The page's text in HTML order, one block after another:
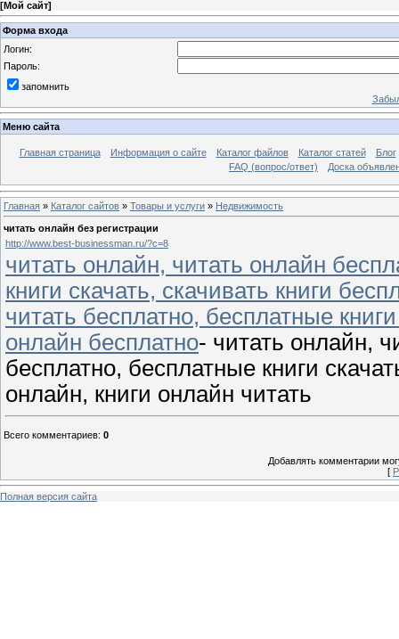
[Мой сайт]
Форма входа
Логин:
Пароль:
запомнить
Меню сайта
Главная страница Информация о сайте Каталог файлов Каталог статей
Блог
FAQ (вопрос/ответ)
Доска
Главная » Каталог сайтов » Товары и услуги » Недвижимость
читать онлайн без регистрации
http://www.best-businessman.ru/?c=8
читать онлайн, читать онлайн
книги скачать, скачивать книги
читать бесплатно, бесплатные
онлайн бесплатно- читать онлайн,
бесплатно, бесплатные книги
онлайн, книги онлайн читать
Всего комментариев: 0
Добавлять комментарии
[
Полная версия сайта